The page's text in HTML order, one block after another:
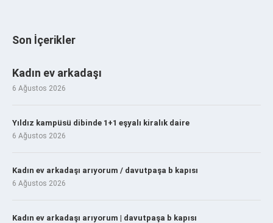
Son İçerikler
Kadın ev arkadaşı
6 Ağustos 2026
Yıldız kampüsü dibinde 1+1 eşyalı kiralık daire
6 Ağustos 2026
Kadın ev arkadaşı arıyorum / davutpaşa b kapısı
6 Ağustos 2026
Kadın ev arkadaşı arıyorum | davutpaşa b kapısı